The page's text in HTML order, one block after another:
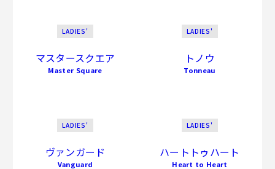
LADIES'
マスタースクエア
Master Square
LADIES'
トノウ
Tonneau
LADIES'
ヴァンガード
Vanguard
LADIES'
ハートトゥハート
Heart to Heart